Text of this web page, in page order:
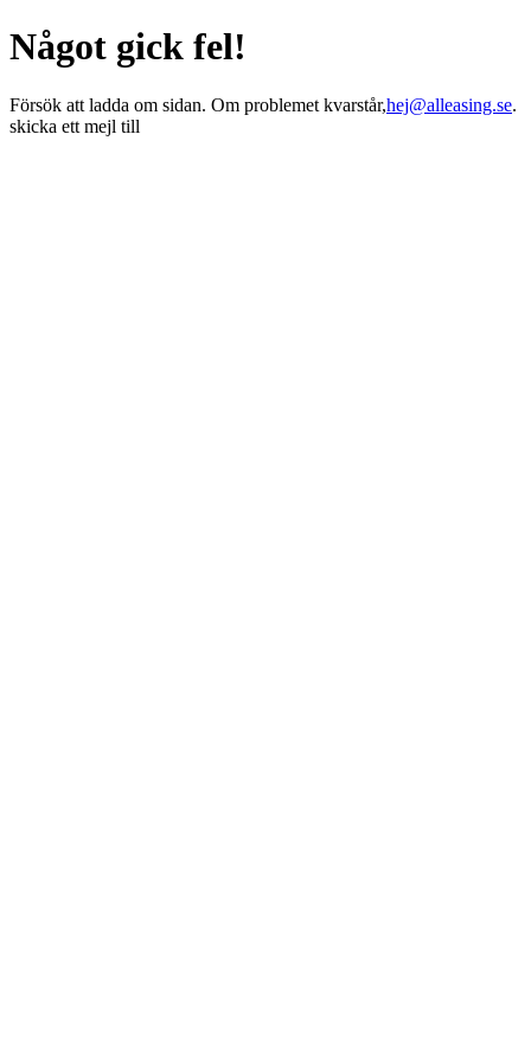
Något gick fel!
Försök att ladda om sidan. Om problemet kvarstår,hej@alleasing.se.
skicka ett mejl till